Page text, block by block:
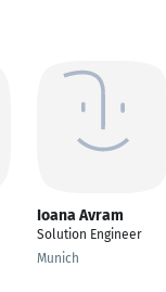
Ioana Avram
Solution Engineer
Munich